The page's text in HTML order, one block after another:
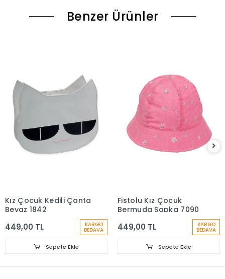
Benzer Ürünler
Kız Çocuk Kedili Çanta
Beyaz 1842
449,00 TL KARGO
BEDAVA
Sepete Ekle
Fistolu Kız Çocuk
Bermuda Şapka 7090
449,00 TL KARGO
BEDAVA
Sepete Ekle